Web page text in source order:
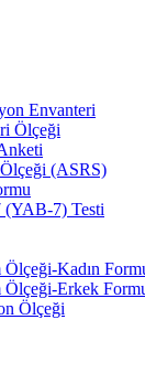
Envanteri
Ölçeği
(ASRS)
(YAB-7) Testi
Kadın
Erkek
Ölçeği